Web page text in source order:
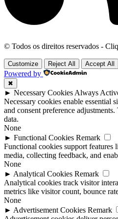
© Todos os direitos reservados -
Customize Reject All Accept All
Powered by
✖
► Necessary Cookies Always
Necessary cookies enable essential
and consent preference
data.
None
► Functional Cookies Remark
Functional cookies support features
media, collecting feedback, and
None
► Analytical Cookies Remark
Analytical cookies track visitor
metrics like visitor count, bounce
None
► Advertisement Cookies Remark